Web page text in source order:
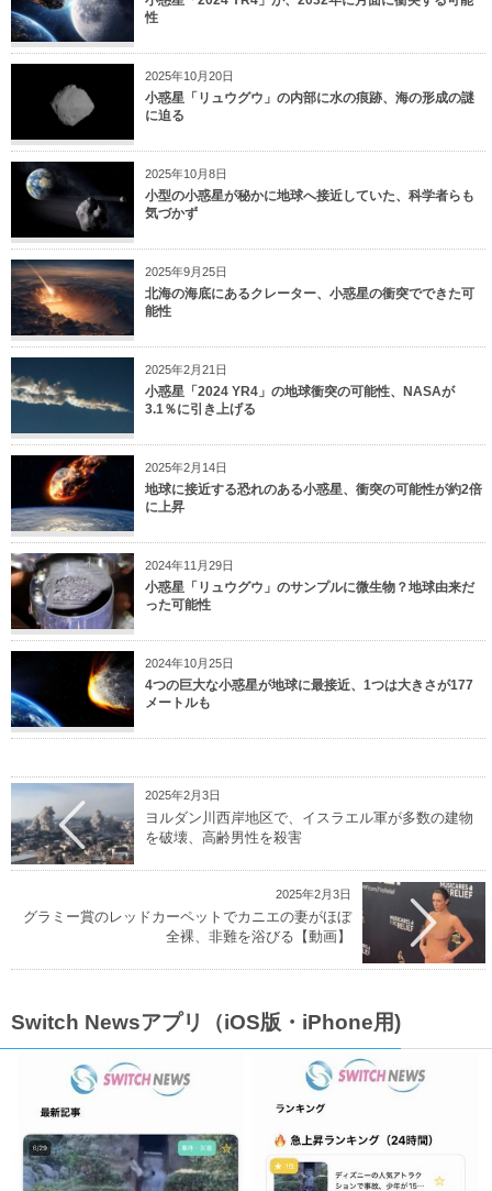
性
2025年10月20日
小惑星「リュウグウ」の内部に水の痕跡、海の形成の謎
に迫る
2025年10月8日
小型の小惑星が秘かに地球へ接近していた、科学者らも
気づかず
2025年9月25日
北海の海底にあるクレーター、小惑星の衝突でできた可
能性
2025年2月21日
小惑星「2024 YR4」の地球衝突の可能性、NASAが
3.1％に引き上げる
2025年2月14日
地球に接近する恐れのある小惑星、衝突の可能性が約2倍
に上昇
2024年11月29日
小惑星「リュウグウ」のサンプルに微生物？地球由来だ
った可能性
2024年10月25日
4つの巨大な小惑星が地球に最接近、1つは大きさが177
メートルも
2025年2月3日
ヨルダン川西岸地区で、イスラエル軍が多数の建物
を破壊、高齢男性を殺害
2025年2月3日
グラミー賞のレッドカーペットでカニエの妻がほぼ
全裸、非難を浴びる【動画】
Switch Newsアプリ（iOS版・iPhone用)